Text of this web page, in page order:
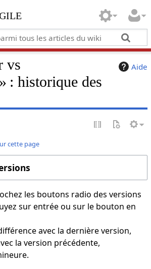
Aide
vs
: historique des
cette page
les boutons radio des versions
sur entrée ou sur le bouton en
avec la dernière version,
la version précédente,